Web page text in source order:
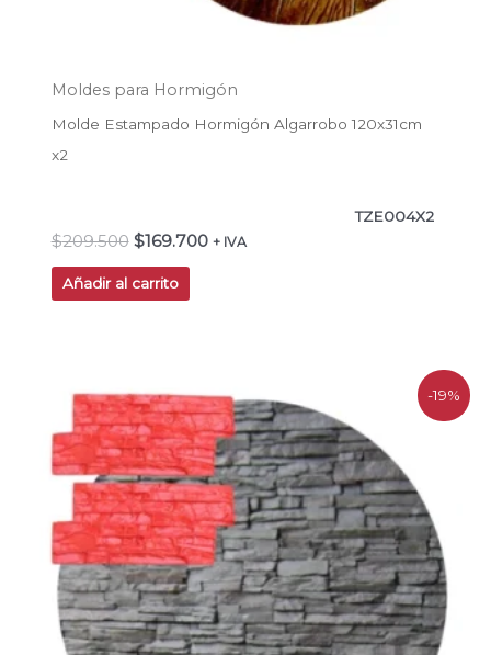
Moldes para Hormigón
Molde Estampado Hormigón Algarrobo 120x31cm
x2
TZE004X2
$209.500 $169.700 + IVA
Añadir al carrito
-19%
precio
original
era:
$71.500.
precio
actual
es:
$57.900.